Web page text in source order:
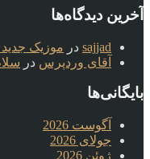
آخرین دیدگاه‌ها
sajjad در موزیک جدید
آقای وردپرس در
بایگانی‌ها
آگوست 2026
جولای 2026
ژوئن 2026